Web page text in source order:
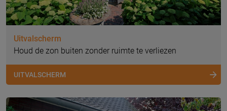
Uitvalscherm
Houd de zon buiten zonder ruimte te verliezen
UITVALSCHERM